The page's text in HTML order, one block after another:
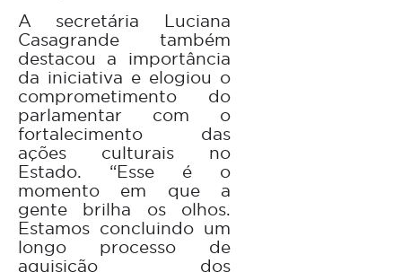
A secretária Luciana
Casagrande também
destacou a importância
da iniciativa e elogiou o
comprometimento do
parlamentar com o
fortalecimento das
ações culturais no
Estado. “Esse é o
momento em que a
gente brilha os olhos.
Estamos concluindo um
longo processo de
aquisição dos